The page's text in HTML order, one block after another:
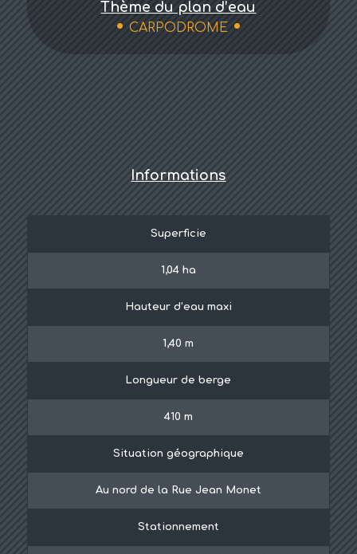
Thème du plan d’eau
CARPODROME
Informations
Superficie
1,04 ha
Hauteur d’eau maxi
1,40 m
Longueur de berge
410 m
Situation géographique
Au nord de la Rue Jean Monet
Stationnement